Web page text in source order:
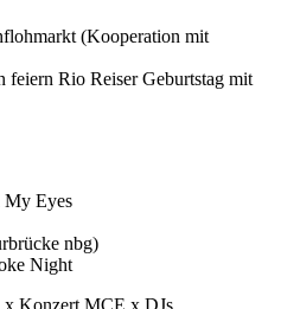
(Kooperation mit
Rio Reiser Geburtstag mit
My Eyes
nbg)
Night
Konzert MCE x DJs